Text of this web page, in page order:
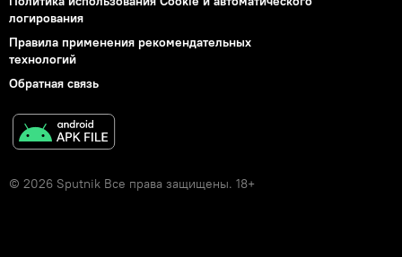
логирования
Правила применения рекомендательных
технологий
Обратная связь
© 2026 Sputnik Все права защищены. 18+